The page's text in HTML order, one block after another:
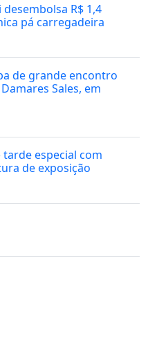
R$ 1,4
pá carregadeira
de grande encontro
Sales, em
especial com
de exposição